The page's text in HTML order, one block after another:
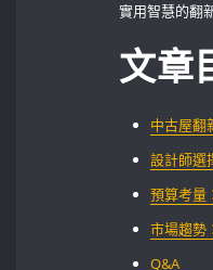
實用智慧的翻
文章
中古屋翻
設計師選
預算考量
市場趨勢
Q&A